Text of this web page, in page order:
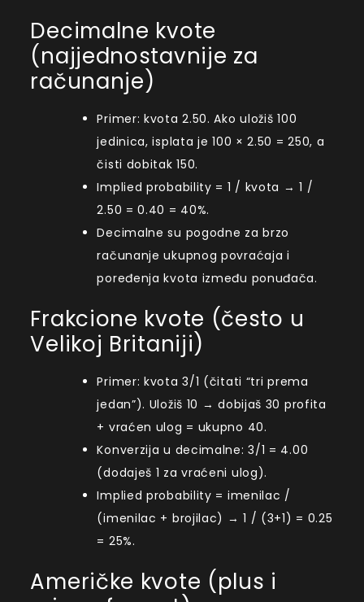
Decimalne kvote
(najjednostavnije za
računanje)
Primer: kvota 2.50. Ako uložiš 100
jedinica, isplata je 100 × 2.50 = 250, a
čisti dobitak 150.
Implied probability = 1 / kvota → 1 /
2.50 = 0.40 = 40%.
Decimalne su pogodne za brzo
računanje ukupnog povraćaja i
poređenja kvota između ponuđača.
Frakcione kvote (često u
Velikoj Britaniji)
Primer: kvota 3/1 (čitati “tri prema
jedan”). Uložiš 10 → dobijaš 30 profita
+ vraćen ulog = ukupno 40.
Konverzija u decimalne: 3/1 = 4.00
(dodaješ 1 za vraćeni ulog).
Implied probability = imenilac /
(imenilac + brojilac) → 1 / (3+1) = 0.25
= 25%.
Američke kvote (plus i